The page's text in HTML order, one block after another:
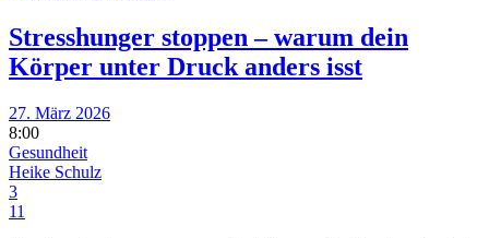
Stresshunger stoppen – warum dein
Körper unter Druck anders isst
27. März 2026
8:00
Gesundheit
Heike Schulz
3
11